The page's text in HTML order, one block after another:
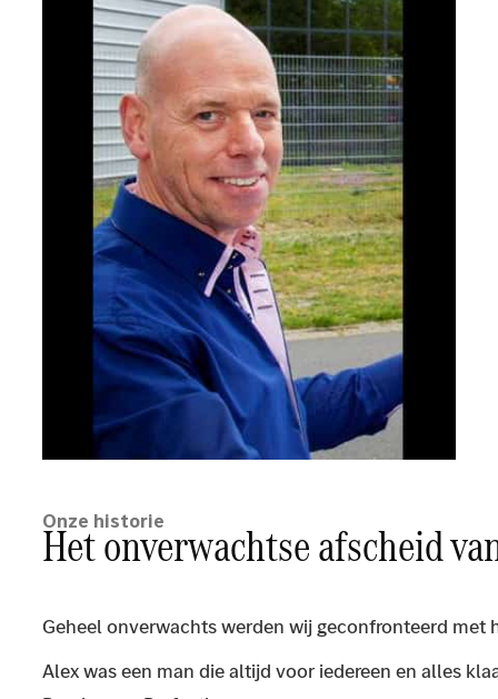
Onze historie
Het onverwachtse afscheid
Geheel onverwachts werden wij geconfronteerd
Alex was een man die altijd voor iedereen en alles